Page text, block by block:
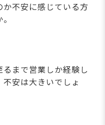
不安に感じている方
まで営業しか経験し
安は大きいでしょ